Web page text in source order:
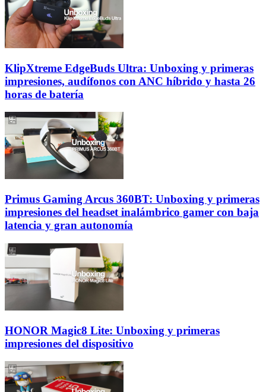
KlipXtreme EdgeBuds Ultra: Unboxing y primeras
impresiones, audífonos con ANC híbrido y hasta 26
horas de batería
Primus Gaming Arcus 360BT: Unboxing y primeras
impresiones del headset inalámbrico gamer con baja
latencia y gran autonomía
HONOR Magic8 Lite: Unboxing y primeras
impresiones del dispositivo